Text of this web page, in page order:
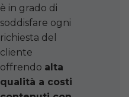
è in grado di
soddisfare ogni
richiesta del
cliente
offrendo alta
qualità a costi